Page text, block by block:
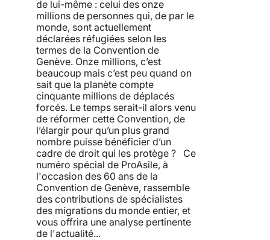
de lui-même : celui des onze
millions de personnes qui, de par le
monde, sont actuellement
déclarées réfugiées selon les
termes de la Convention de
Genève. Onze millions, c’est
beaucoup mais c’est peu quand on
sait que la planète compte
cinquante millions de déplacés
forcés. Le temps serait-il alors venu
de réformer cette Convention, de
l’élargir pour qu’un plus grand
nombre puisse bénéficier d’un
cadre de droit qui les protège ? Ce
numéro spécial de ProAsile, à
l'occasion des 60 ans de la
Convention de Genève, rassemble
des contributions de spécialistes
des migrations du monde entier, et
vous offrira une analyse pertinente
de l'actualité...